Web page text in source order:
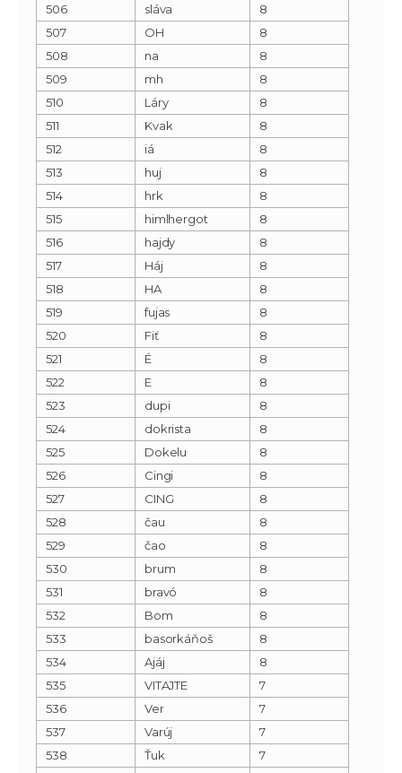
506
sláva
8
507
OH
8
508
na
8
509
mh
8
510
Láry
8
511
Kvak
8
512
iá
8
513
huj
8
514
hrk
8
515
himlhergot
8
516
hajdy
8
517
Háj
8
518
HA
8
519
fujas
8
520
Fiť
8
521
É
8
522
E
8
523
dupi
8
524
dokrista
8
525
Dokelu
8
526
Cingi
8
527
CING
8
528
čau
8
529
čao
8
530
brum
8
531
bravó
8
532
Bom
8
533
basorkáňoš
8
534
Ajáj
8
535
VITAJTE
7
536
Ver
7
537
Varúj
7
538
Ťuk
7